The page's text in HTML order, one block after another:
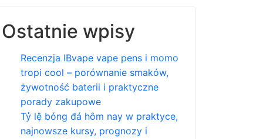
Ostatnie wpisy
Recenzja IBvape vape pens i momo
tropi cool – porównanie smaków,
żywotność baterii i praktyczne
porady zakupowe
Tỷ lệ bóng đá hôm nay w praktyce,
najnowsze kursy, prognozy i